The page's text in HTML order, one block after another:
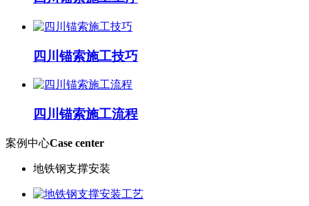
四川锚索施工技巧
四川锚索施工流程
案例中心Case center
地铁钢支撑安装